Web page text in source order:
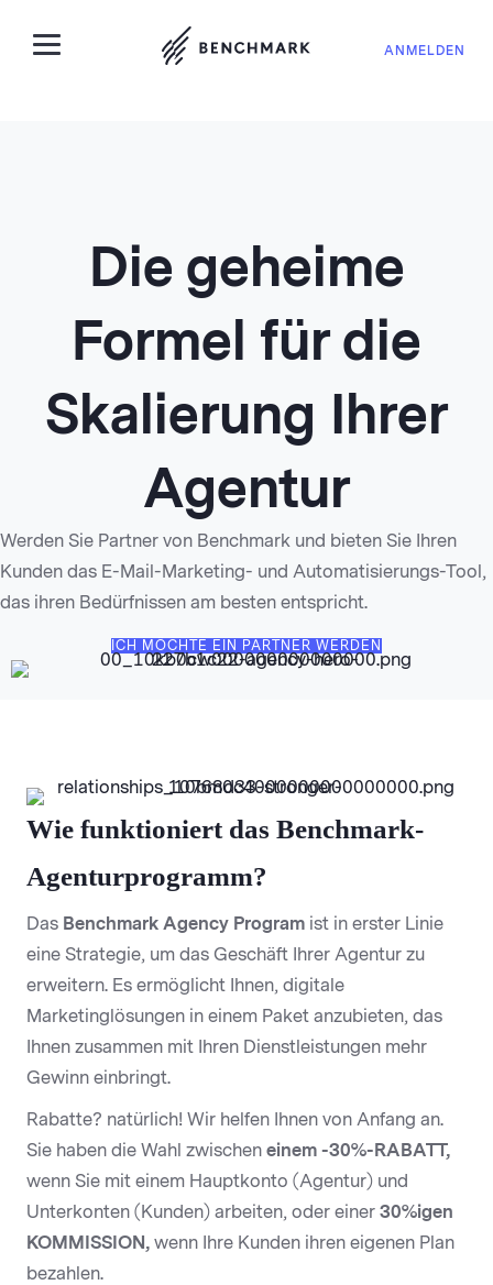
ANMELDEN
Die geheime
Formel für die
Skalierung Ihrer
Agentur
Werden Sie Partner von Benchmark und bieten Sie Ihren
Kunden das E-Mail-Marketing- und Automatisierungs-Tool,
das ihren Bedürfnissen am besten entspricht.
ICH MÖCHTE EIN PARTNER WERDEN
Wie funktioniert das Benchmark-
Agenturprogramm?
Das Benchmark Agency Program ist in erster Linie
eine Strategie, um das Geschäft Ihrer Agentur zu
erweitern. Es ermöglicht Ihnen, digitale
Marketinglösungen in einem Paket anzubieten, das
Ihnen zusammen mit Ihren Dienstleistungen mehr
Gewinn einbringt.
Rabatte? natürlich! Wir helfen Ihnen von Anfang an.
Sie haben die Wahl zwischen einem -30%-RABATT,
wenn Sie mit einem Hauptkonto (Agentur) und
Unterkonten (Kunden) arbeiten, oder einer 30%igen
KOMMISSION, wenn Ihre Kunden ihren eigenen Plan
bezahlen.